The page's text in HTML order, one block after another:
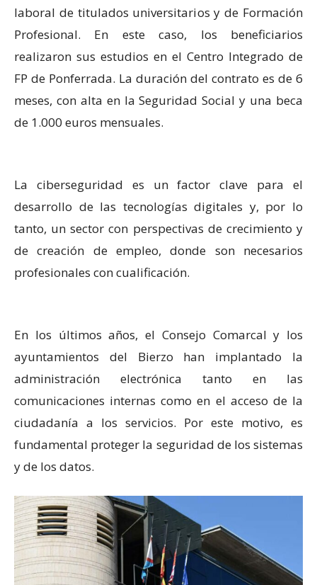
laboral de titulados universitarios y de Formación
Profesional. En este caso, los beneficiarios
realizaron sus estudios en el Centro Integrado de
FP de Ponferrada. La duración del contrato es de 6
meses, con alta en la Seguridad Social y una beca
de 1.000 euros mensuales.
La ciberseguridad es un factor clave para el
desarrollo de las tecnologías digitales y, por lo
tanto, un sector con perspectivas de crecimiento y
de creación de empleo, donde son necesarios
profesionales con cualificación.
En los últimos años, el Consejo Comarcal y los
ayuntamientos del Bierzo han implantado la
administración electrónica tanto en las
comunicaciones internas como en el acceso de la
ciudadanía a los servicios. Por este motivo, es
fundamental proteger la seguridad de los sistemas
y de los datos.